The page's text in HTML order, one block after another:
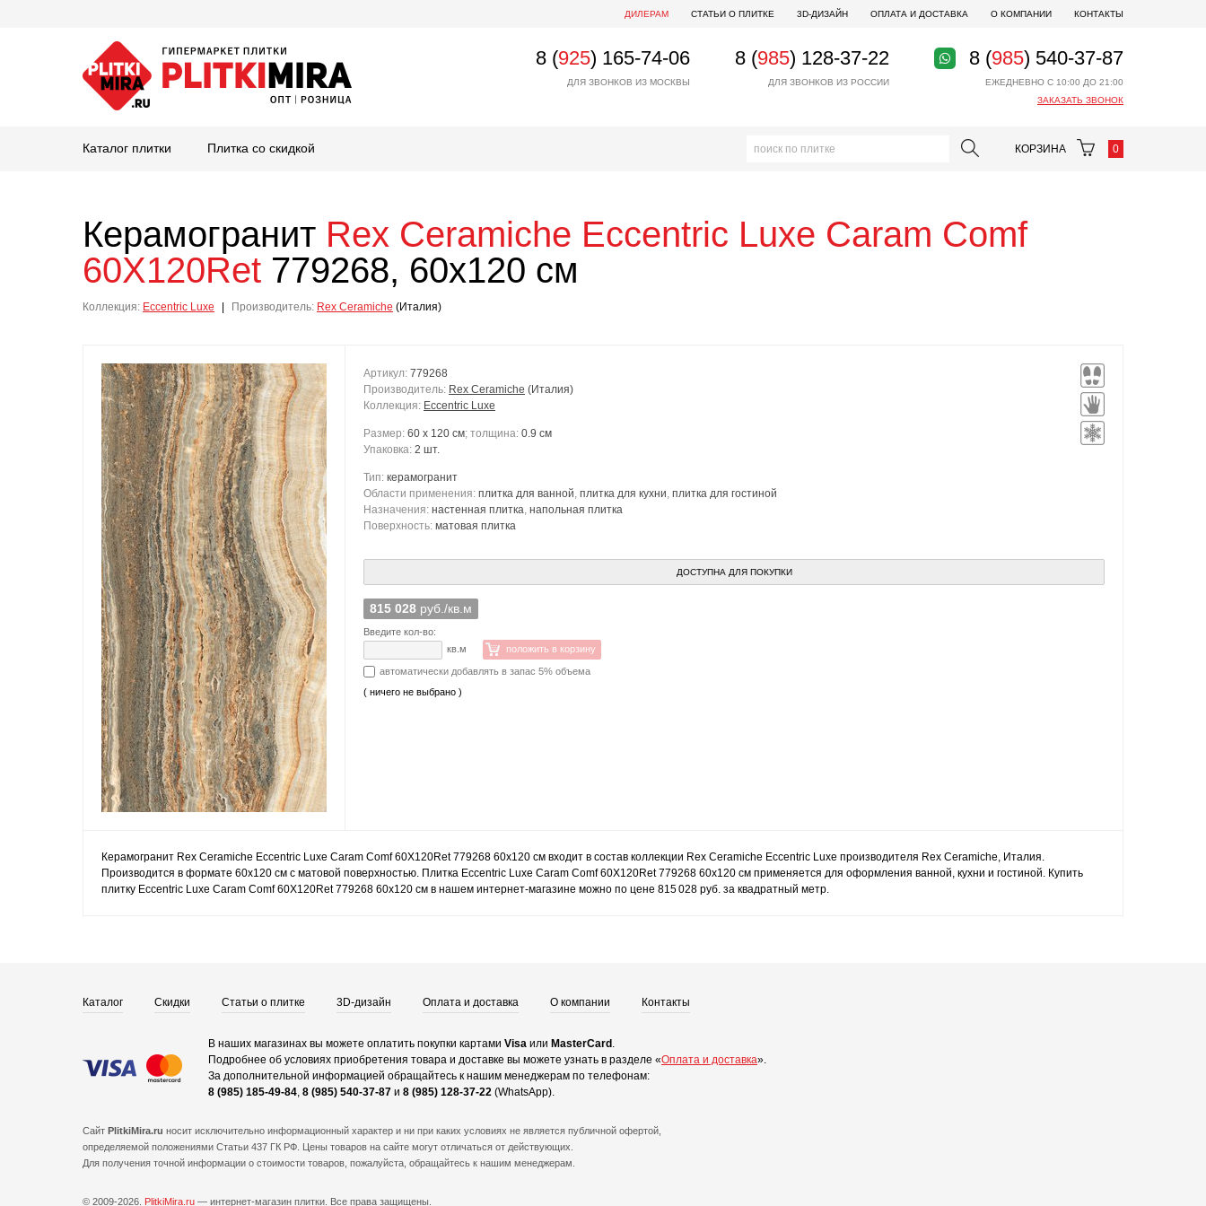
ДИЛЕРАМ СТАТЬИ О ПЛИТКЕ 3D-ДИЗАЙН ОПЛАТА И ДОСТАВКА О КОМПАНИИ КОНТАКТЫ
8 (925) 165-74-06
ДЛЯ ЗВОНКОВ ИЗ МОСКВЫ
8 (985) 128-37-22
ДЛЯ ЗВОНКОВ ИЗ РОССИИ
8 (985) 540-37-87
ЕЖЕДНЕВНО С 10:00 ДО 21:00
ЗАКАЗАТЬ ЗВОНОК
Каталог плитки Плитка со скидкой КОРЗИНА 0
Керамогранит Rex Ceramiche Eccentric Luxe Caram Comf
60X120Ret 779268, 60x120 см
Коллекция: Eccentric Luxe Производитель: Rex Ceramiche (Италия)
Артикул: 779268
Производитель: Rex Ceramiche (Италия)
Коллекция: Eccentric Luxe
Размер: 60 x 120 см; толщина: 0.9 см
Упаковка: 2 шт.
Тип: керамогранит
Области применения: плитка для ванной, плитка для кухни, плитка для гостиной
Назначения: настенная плитка, напольная плитка
Поверхность: матовая плитка
ДОСТУПНА ДЛЯ ПОКУПКИ
815 028 руб./кв.м
Введите кол-во:
кв.м
положить в корзину
автоматически добавлять в запас 5% объема
( ничего не выбрано )
Керамогранит Rex Ceramiche Eccentric Luxe Caram Comf 60X120Ret 779268 60x120 см входит в состав коллекции Rex Ceramiche Eccentric Luxe производителя Rex Ceramiche, Италия.
Производится в формате 60x120 см с матовой поверхностью. Плитка Eccentric Luxe Caram Comf 60X120Ret 779268 60x120 см применяется для оформления ванной, кухни и гостиной. Купить
плитку Eccentric Luxe Caram Comf 60X120Ret 779268 60x120 см в нашем интернет-магазине можно по цене 815 028 руб. за квадратный метр.
Каталог Скидки Статьи о плитке 3D-дизайн Оплата и доставка О компании Контакты
В наших магазинах вы можете оплатить покупки картами Visa или MasterCard .
Подробнее об условиях приобретения товара и доставке вы можете узнать в разделе «Оплата и доставка».
За дополнительной информацией обращайтесь к нашим менеджерам по телефонам:
8 (985) 185-49-84, 8 (985) 540-37-87 и 8 (985) 128-37-22 (WhatsApp).
Сайт PlitkiMira.ru носит исключительно информационный характер и ни при каких условиях не является публичной офертой,
определяемой положениями Статьи 437 ГК РФ. Цены товаров на сайте могут отличаться от действующих.
Для получения точной информации о стоимости товаров, пожалуйста, обращайтесь к нашим менеджерам.
© 2009-2026. PlitkiMira.ru — интернет-магазин плитки. Все права защищены.